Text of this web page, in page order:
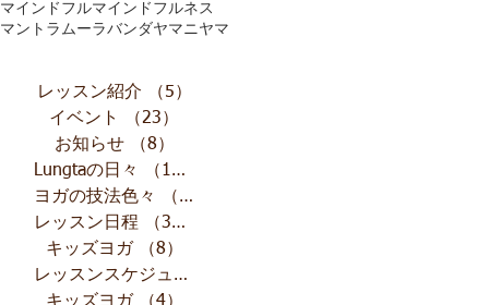
マインドフルマインドフルネス
マントラ ムーラバンダヤマニヤマ
レッスン紹介 （5）
イベント
（23）
お知らせ
（8）
Lungtaの日々
（10）
ヨガの技法色々
（11）
レッスン日程
（32）
キッズヨガ
（8）
レッスンスケジュール